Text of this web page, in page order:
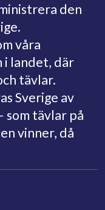
den
våra
i landet, där
tävlar.
Sverige av
som tävlar på
vinner, då